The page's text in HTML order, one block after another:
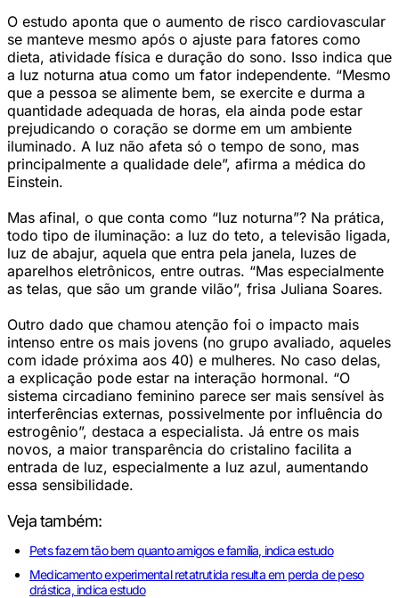
O estudo aponta que o aumento de risco cardiovascular
se manteve mesmo após o ajuste para fatores como
dieta, atividade física e duração do sono. Isso indica que
a luz noturna atua como um fator independente. “Mesmo
que a pessoa se alimente bem, se exercite e durma a
quantidade adequada de horas, ela ainda pode estar
prejudicando o coração se dorme em um ambiente
iluminado. A luz não afeta só o tempo de sono, mas
principalmente a qualidade dele”, afirma a médica do
Einstein.
Mas afinal, o que conta como “luz noturna”? Na prática,
todo tipo de iluminação: a luz do teto, a televisão ligada,
luz de abajur, aquela que entra pela janela, luzes de
aparelhos eletrônicos, entre outras. “Mas especialmente
as telas, que são um grande vilão”, frisa Juliana Soares.
Outro dado que chamou atenção foi o impacto mais
intenso entre os mais jovens (no grupo avaliado, aqueles
com idade próxima aos 40) e mulheres. No caso delas,
a explicação pode estar na interação hormonal. “O
sistema circadiano feminino parece ser mais sensível às
interferências externas, possivelmente por influência do
estrogênio”, destaca a especialista. Já entre os mais
novos, a maior transparência do cristalino facilita a
entrada de luz, especialmente a luz azul, aumentando
essa sensibilidade.
Veja também:
Pets fazem tão bem quanto amigos e família, indica estudo
Medicamento experimental retatrutida resulta em perda de peso
drástica, indica estudo